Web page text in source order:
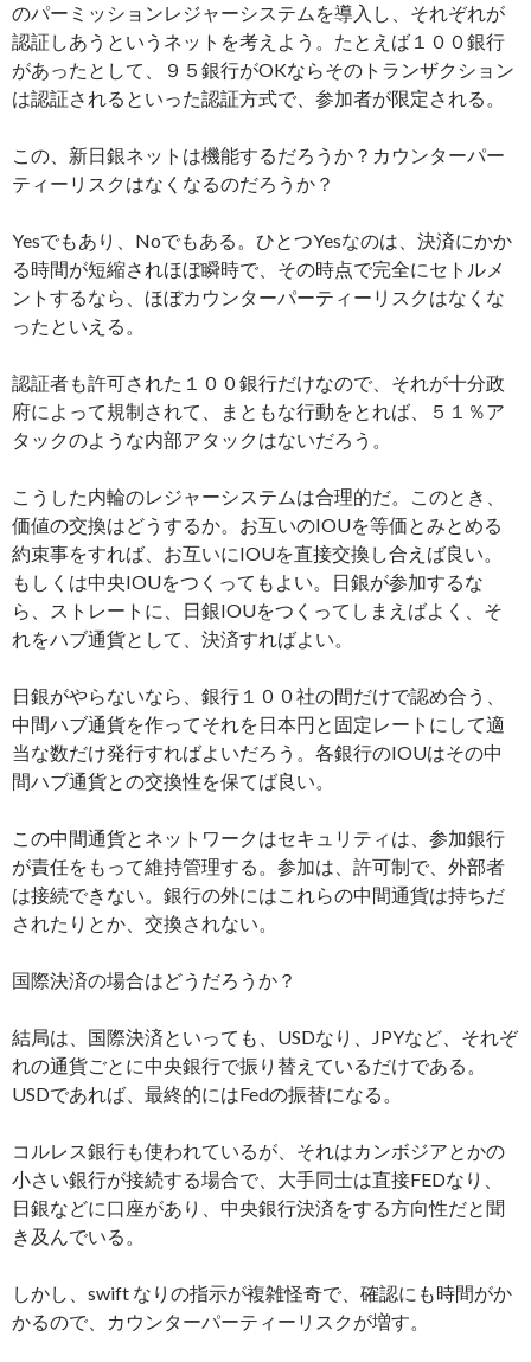
のパーミッションレジャーシステムを導入し、それぞれが
認証しあうというネットを考えよう。たとえば１００銀行
があったとして、９５銀行がOKならそのトランザクション
は認証されるといった認証方式で、参加者が限定される。
この、新日銀ネットは機能するだろうか？カウンターパー
ティーリスクはなくなるのだろうか？
Yesでもあり、Noでもある。ひとつYesなのは、決済にかか
る時間が短縮されほぼ瞬時で、その時点で完全にセトルメ
ントするなら、ほぼカウンターパーティーリスクはなくな
ったといえる。
認証者も許可された１００銀行だけなので、それが十分政
府によって規制されて、まともな行動をとれば、５１％ア
タックのような内部アタックはないだろう。
こうした内輪のレジャーシステムは合理的だ。このとき、
価値の交換はどうするか。お互いのIOUを等価とみとめる
約束事をすれば、お互いにIOUを直接交換し合えば良い。
もしくは中央IOUをつくってもよい。日銀が参加するな
ら、ストレートに、日銀IOUをつくってしまえばよく、そ
れをハブ通貨として、決済すればよい。
日銀がやらないなら、銀行１００社の間だけで認め合う、
中間ハブ通貨を作ってそれを日本円と固定レートにして適
当な数だけ発行すればよいだろう。各銀行のIOUはその中
間ハブ通貨との交換性を保てば良い。
この中間通貨とネットワークはセキュリティは、参加銀行
が責任をもって維持管理する。参加は、許可制で、外部者
は接続できない。銀行の外にはこれらの中間通貨は持ちだ
されたりとか、交換されない。
国際決済の場合はどうだろうか？
結局は、国際決済といっても、USDなり、JPYなど、それぞ
れの通貨ごとに中央銀行で振り替えているだけである。
USDであれば、最終的にはFedの振替になる。
コルレス銀行も使われているが、それはカンボジアとかの
小さい銀行が接続する場合で、大手同士は直接FEDなり、
日銀などに口座があり、中央銀行決済をする方向性だと聞
き及んでいる。
しかし、swift なりの指示が複雑怪奇で、確認にも時間がか
かるので、カウンターパーティーリスクが増す。